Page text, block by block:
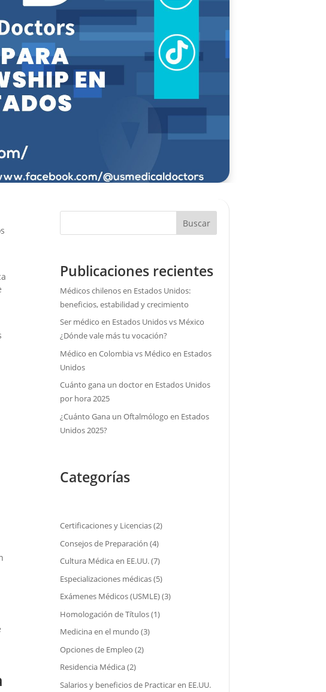
Buscar
Publicaciones recientes
Médicos chilenos en Estados Unidos:
beneficios, estabilidad y crecimiento
Ser médico en Estados Unidos vs México
¿Dónde vale más tu vocación?
Médico en Colombia vs Médico en Estados
Unidos
Cuánto gana un doctor en Estados Unidos
por hora 2025
¿Cuánto Gana un Oftalmólogo en Estados
Unidos 2025?
Categorías
Certificaciones y Licencias(2)
Consejos de Preparación (4)
Cultura Médica en EE.UU.(7)
Especializaciones médicas(5)
Exámenes Médicos (USMLE)(3)
Homologación de Títulos(1)
Medicina en el mundo (3)
Opciones de Empleo (2)
Residencia Médica(2)
Salarios y beneficios de Practicar en EE.UU.